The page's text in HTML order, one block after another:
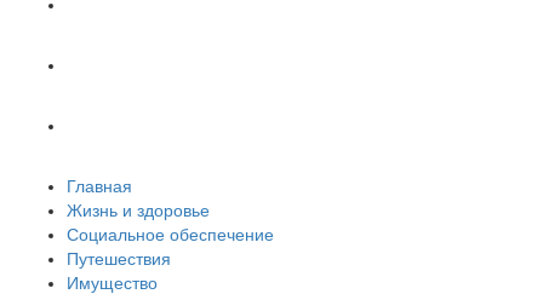
Главная
Жизнь и здоровье
Социальное обеспечение
Путешествия
Имущество